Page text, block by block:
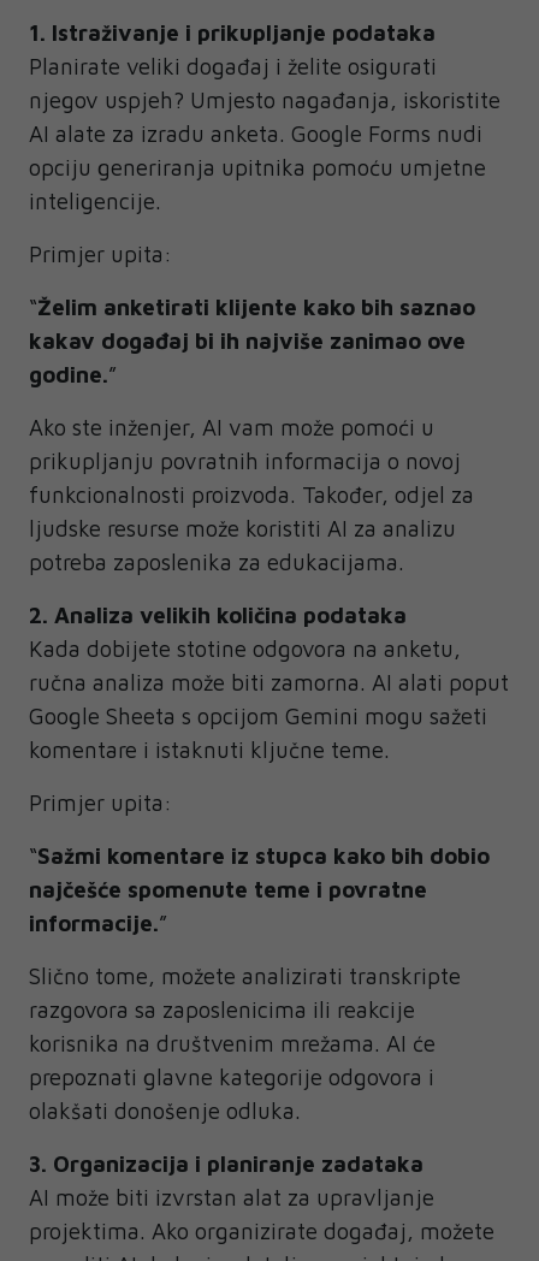
1. Istraživanje i prikupljanje podataka
Planirate veliki događaj i želite osigurati
njegov uspjeh? Umjesto nagađanja, iskoristite
AI alate za izradu anketa. Google Forms nudi
opciju generiranja upitnika pomoću umjetne
inteligencije.
Primjer upita:
“Želim anketirati klijente kako bih saznao
kakav događaj bi ih najviše zanimao ove
godine.”
Ako ste inženjer, AI vam može pomoći u
prikupljanju povratnih informacija o novoj
funkcionalnosti proizvoda. Također, odjel za
ljudske resurse može koristiti AI za analizu
potreba zaposlenika za edukacijama.
2. Analiza velikih količina podataka
Kada dobijete stotine odgovora na anketu,
ručna analiza može biti zamorna. AI alati poput
Google Sheeta s opcijom Gemini mogu sažeti
komentare i istaknuti ključne teme.
Primjer upita:
“Sažmi komentare iz stupca kako bih dobio
najčešće spomenute teme i povratne
informacije.”
Slično tome, možete analizirati transkripte
razgovora sa zaposlenicima ili reakcije
korisnika na društvenim mrežama. AI će
prepoznati glavne kategorije odgovora i
olakšati donošenje odluka.
3. Organizacija i planiranje zadataka
AI može biti izvrstan alat za upravljanje
projektima. Ako organizirate događaj, možete